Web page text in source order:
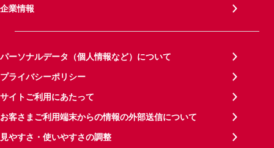
企業情報
パーソナルデータ（個人情報など）について
プライバシーポリシー
サイトご利用にあたって
お客さまご利用端末からの情報の外部送信について
見やすさ・使いやすさの調整